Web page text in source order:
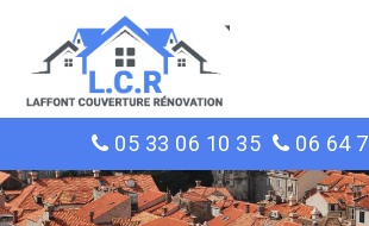
05 33 06 10 35 06 64